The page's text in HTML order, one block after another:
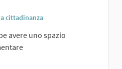
cittadinanza
avere uno spazio